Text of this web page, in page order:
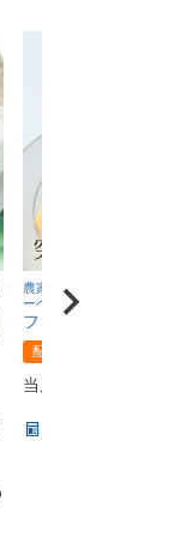
農家が作ったバームクーヘ
ーヘン
ファームクーヘン S
配送日時指定不可
当店特別価格